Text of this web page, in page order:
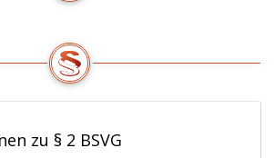
zu § 2 BSVG